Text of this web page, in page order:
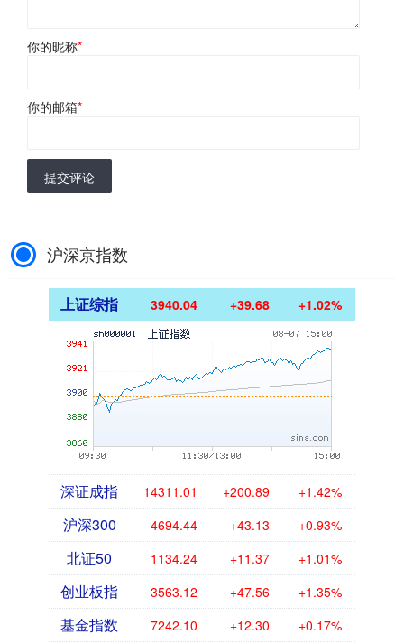
你的昵称*
你的邮箱*
提交评论
沪深京指数
上证综指 3940.04 +39.68 +1.02%
深证成指 14311.01 +200.89 +1.42%
沪深300 4694.44 +43.13 +0.93%
北证50 1134.24 +11.37 +1.01%
创业板指 3563.12 +47.56 +1.35%
基金指数 7242.10 +12.30 +0.17%